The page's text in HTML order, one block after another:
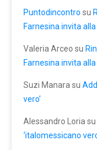
Puntodincontro su
Farnesina invita
Valeria Arceo su
Farnesina invita
Suzi Manara su
vero’
Alessandro Loria su
‘italomessicano